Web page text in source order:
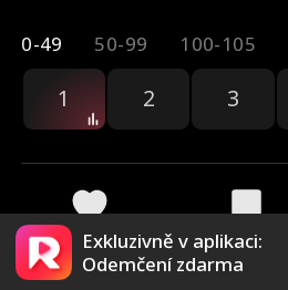
0-49 50-99 100-105
1 2 3
17.2k 4.3k
Exkluzivně v aplikaci:
Odemčení zdarma